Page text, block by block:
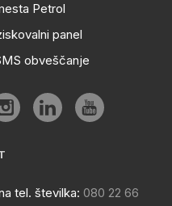
Petrol
panel
obveščanje
tel. številka: 080 22 66